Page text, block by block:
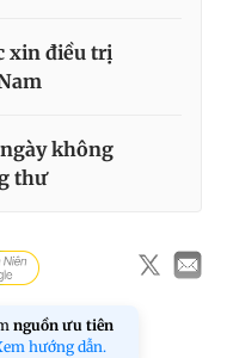
xin điều trị
không
thư
nguồn ưu tiên
hướng dẫn.